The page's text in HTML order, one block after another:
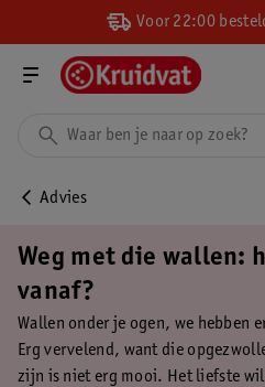
Voor 22:00
Advies
Weg met die wallen:
vanaf?
Wallen onder je ogen, we hebben
Erg vervelend, want die
zijn is niet erg mooi. Het liefste